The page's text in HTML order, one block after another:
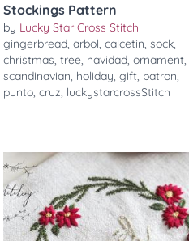
Stockings Pattern
by Lucky Star Cross Stitch
gingerbread,arbol,calcetin,sock,
christmas,tree, navidad,ornament,
scandinavian, holiday,gift, patron,
punto,cruz, luckystarcrossStitch